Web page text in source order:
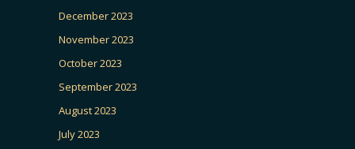
December 2023
November 2023
October 2023
September 2023
August 2023
July 2023